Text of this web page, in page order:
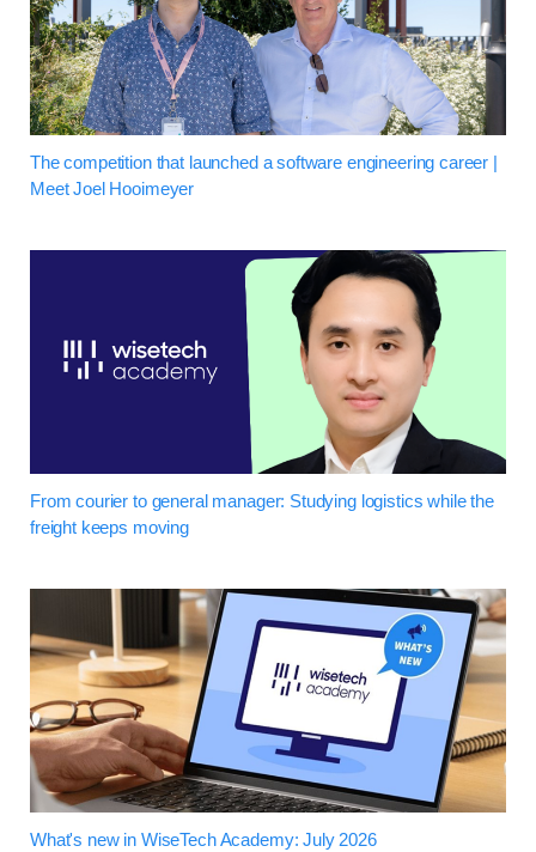
The competition that launched a software engineering career |
Meet Joel Hooimeyer
From courier to general manager: Studying logistics while the
freight keeps moving
What's new in WiseTech Academy: July 2026